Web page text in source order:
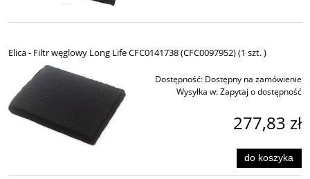
Elica - Filtr węglowy Long Life CFC0141738 (CFC0097952) (1 szt. )
Dostępność: Dostępny na zamówienie
Wysyłka w:Zapytaj o dostępność
277,83 zł
do koszyka